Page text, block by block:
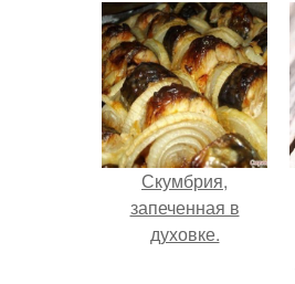
Скумбрия,
запеченная в
духовке.